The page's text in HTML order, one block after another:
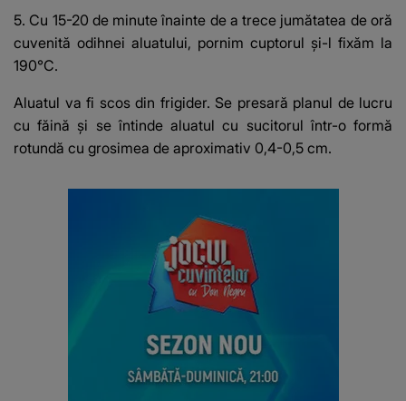
5. Cu 15-20 de minute înainte de a trece jumătatea de oră
cuvenită odihnei aluatului, pornim cuptorul și-l fixăm la
190°C.
Aluatul va fi scos din frigider. Se presară planul de lucru
cu făină și se întinde aluatul cu sucitorul într-o formă
rotundă cu grosimea de aproximativ 0,4-0,5 cm.